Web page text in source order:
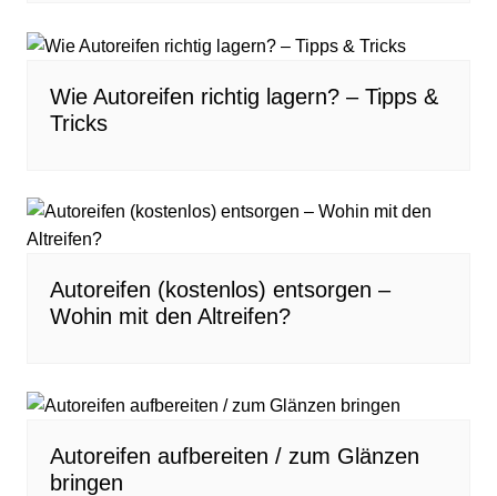
Wie Autoreifen richtig lagern? – Tipps &
Tricks
Autoreifen (kostenlos) entsorgen –
Wohin mit den Altreifen?
Autoreifen aufbereiten / zum Glänzen
bringen